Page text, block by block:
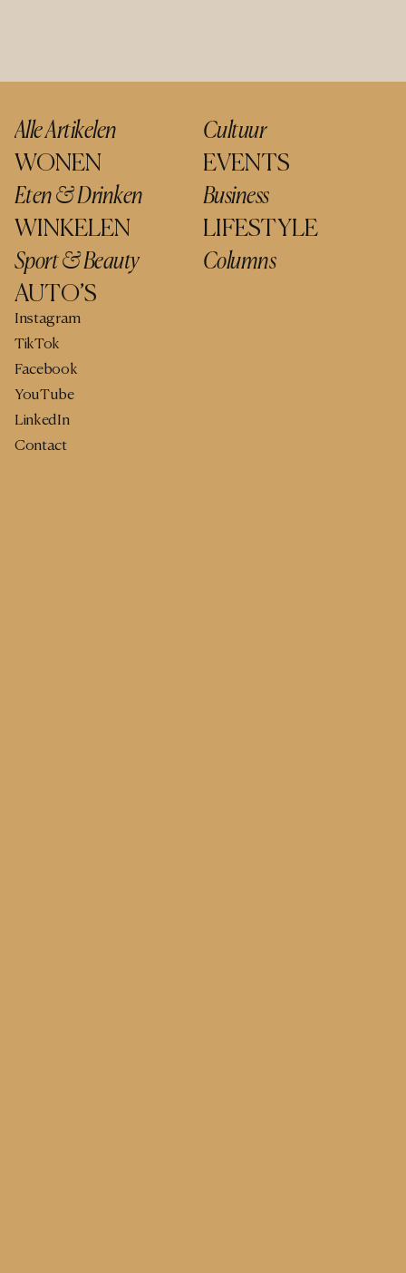
Alle Artikelen
WONEN
Eten & Drinken
WINKELEN
Sport & Beauty
AUTO’S
Cultuur
EVENTS
Business
LIFESTYLE
Columns
Instagram
TikTok
Facebook
YouTube
LinkedIn
Contact